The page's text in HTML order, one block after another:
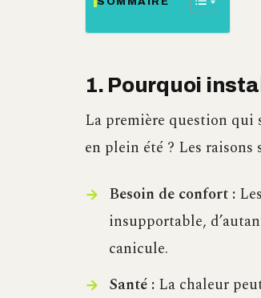
1. Pourquoi
La première question qui
en plein été ? Les raisons
Besoin de confort :
insupportable,
canicule.
Santé :La chaleur